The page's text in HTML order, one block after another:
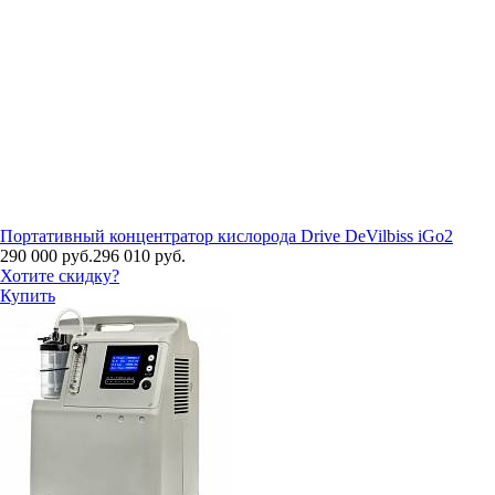
Портативный концентратор кислорода Drive DeVilbiss iGo2
290 000 руб.296 010 руб.
Хотите скидку?
Купить